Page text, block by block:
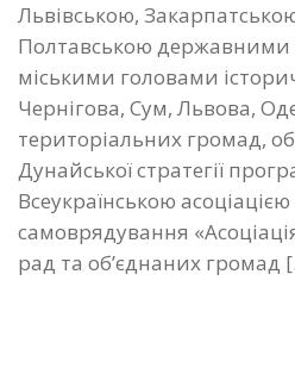
Львівською,
Полтавською державними
міськими головами
Чернігова, Сум, Львова,
територіальних громад,
Дунайської стратегії
Всеукраїнською
самоврядування
рад та об’єднаних громад